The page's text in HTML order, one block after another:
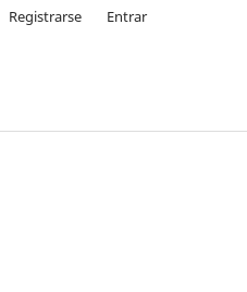
Registrarse Entrar